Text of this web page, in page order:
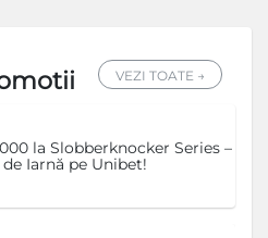
VEZI TOATE →
la Slobberknocker Series –
Iarnă pe Unibet!